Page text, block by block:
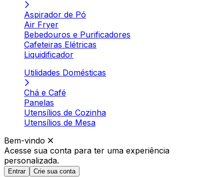
Aspirador de Pó
Air Fryer
Bebedouros e Purificadores
Cafeteiras Elétricas
Liquidificador
Utilidades Domésticas
Chá e Café
Panelas
Utensílios de Cozinha
Utensílios de Mesa
Bem-vindo
Acesse sua conta para ter uma experiência
personalizada.
Entrar Crie sua conta